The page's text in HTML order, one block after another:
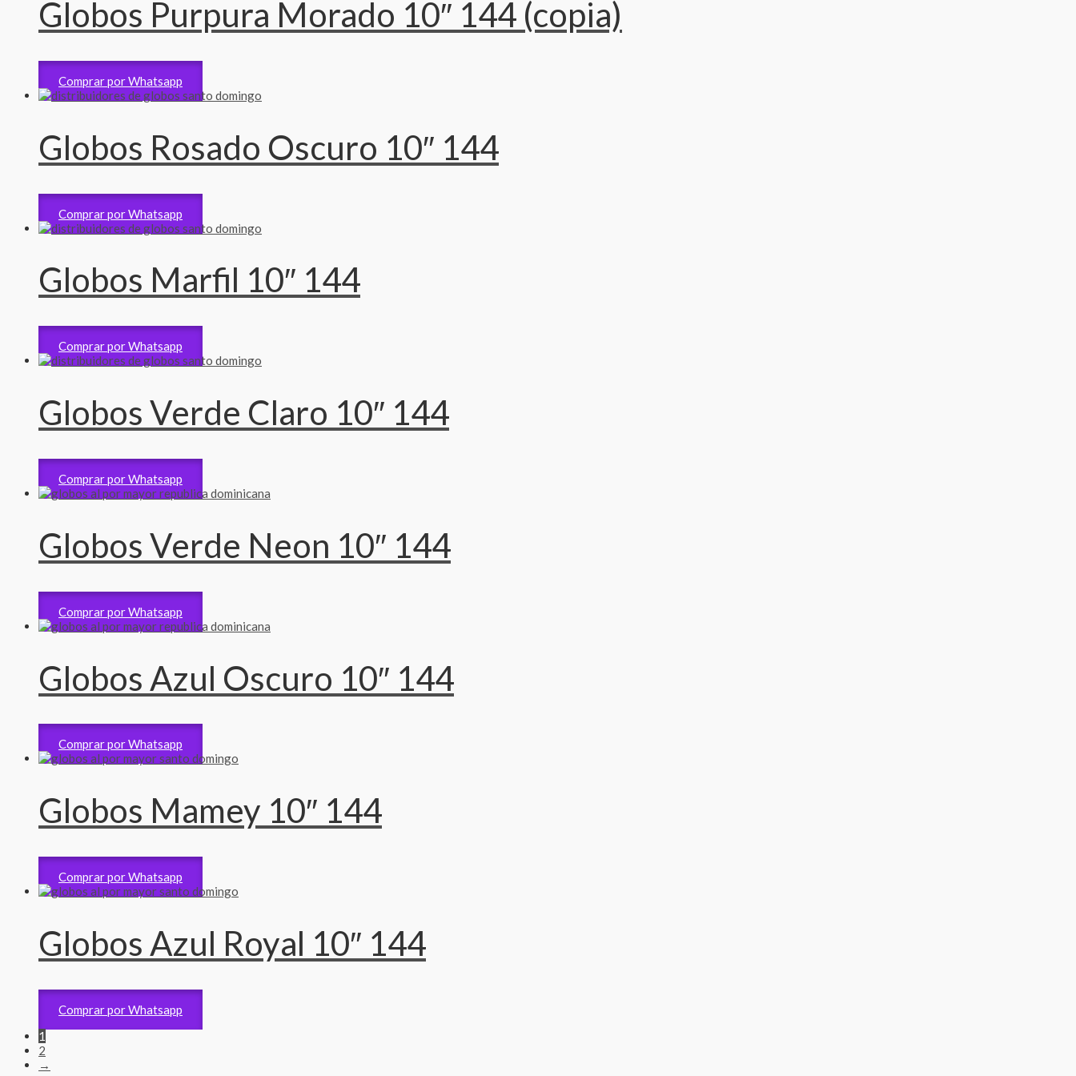
Globos Purpura Morado 10″ 144 (copia)
Accesorios235RD$
Comprar por Whatsapp
Globos Rosado Oscuro 10″ 144
Accesorios235RD$
Comprar por Whatsapp
Globos Marfil 10″ 144
Accesorios235RD$
Comprar por Whatsapp
Globos Verde Claro 10″ 144
Accesorios235RD$
Comprar por Whatsapp
Globos Verde Neon 10″ 144
Accesorios235RD$
Comprar por Whatsapp
Globos Azul Oscuro 10″ 144
Accesorios235RD$
Comprar por Whatsapp
Globos Mamey 10″ 144
Accesorios235RD$
Comprar por Whatsapp
Globos Azul Royal 10″ 144
Accesorios235RD$
Comprar por Whatsapp
1
2
→